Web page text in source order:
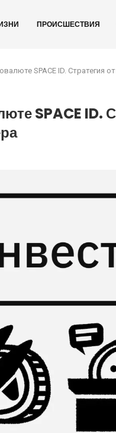
ПРОИСШЕСТВИЯ
SPACE ID. Стратегия
SPACE ID.